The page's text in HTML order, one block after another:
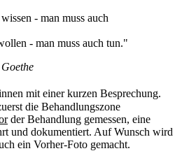
- man muss auch
- man muss auch tun."
mit einer kurzen Besprechung.
die Behandlungszone
der Behandlung gemessen, eine
und dokumentiert. Auf Wunsch wird
ein Vorher-Foto gemacht.